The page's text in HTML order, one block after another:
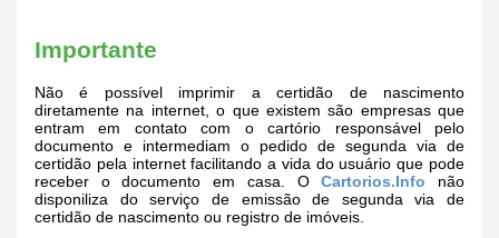
Importante
Não é possível imprimir a certidão de nascimento
diretamente na internet, o que existem são empresas que
entram em contato com o cartório responsável pelo
documento e intermediam o pedido de segunda via de
certidão pela internet facilitando a vida do usuário que pode
receber o documento em casa. OCartorios.Info não
disponiliza do serviço de emissão de segunda via de
certidão de nascimento ou registro de imóveis.